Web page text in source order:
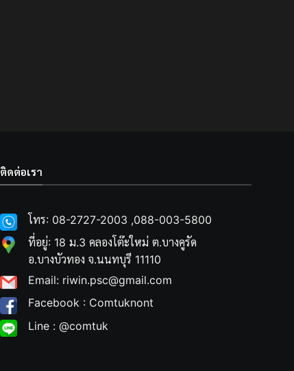
ติดต่อเรา
โทร: 08-2727-2003 ,088-003-5800
ที่อยู่: 18 ม.3 คลองโต๊ะใหม่ ต.บางคูรัด
อ.บางบัวทอง จ.นนทบุรี 11110
Email: riwin.psc@gmail.com
Facebook : Comtuknont
Line : @comtuk